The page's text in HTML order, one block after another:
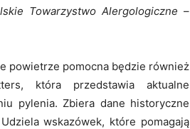
Towarzystwo Alergologiczne –
powietrze pomocna będzie również
która przedstawia aktualne
pylenia. Zbiera dane historyczne
wskazówek, które pomagają